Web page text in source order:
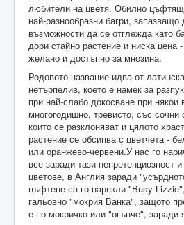
любители на цветя. Обилно
най-разнообразни багри, запазващо
възможности да се отглежда като
дори стайно растение и ниска цена
желано и достъпно за мнозина.
Родовото название идва от
нетърпелив, което е намек за
при най-слабо докосване при някои
многогодишно, тревисто, със сочни
които се разклоняват и цялото
растение се обсипва с цветчета -
или оранжево-червени.У нас го
все заради тази непретенциозност
цветове, в Англия заради
цъфтене са го нарекли "Busy
гальовно "мокрия Ванка", защото
е по-мокричко или "огънче", заради